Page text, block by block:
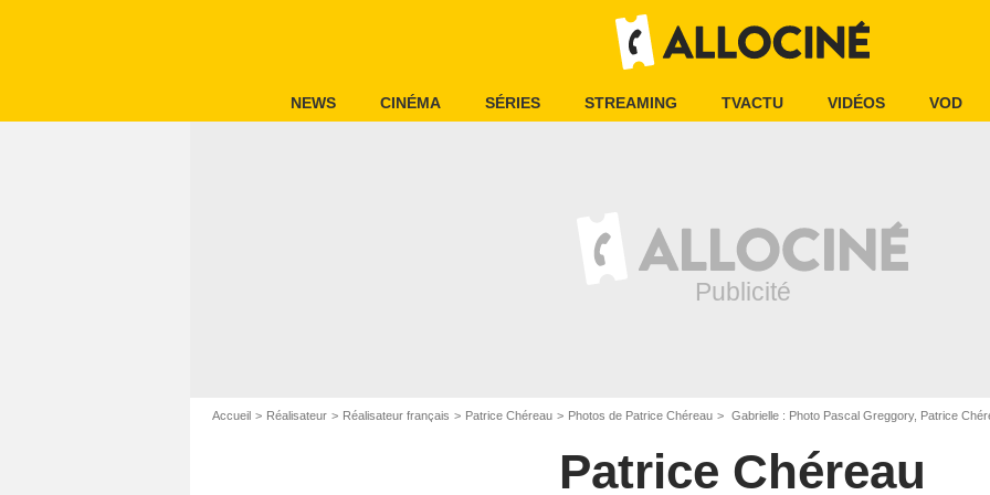
NEWS CINÉMA SÉRIES STREAMING TVACTU VIDÉOS VOD
Accueil Réalisateur Réalisateur français Patrice Chéreau Photos de Patrice Chéreau Gabrielle : Photo Pascal Greggory, Patrice
Patrice Chéreau